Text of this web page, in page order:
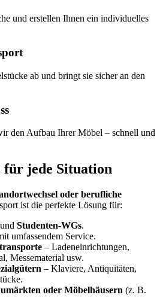
und erstellen Ihnen ein individuelles
ab und bringt sie sicher an den
den Aufbau Ihrer Möbel – schnell und
jede Situation
oder berufliche
ist die perfekte Lösung für:
und Studenten-WGs.
umfassendem Service.
– Ladeneinrichtungen,
Messematerial usw.
– Klaviere, Antiquitäten,
oder Möbelhäusern (z. B.